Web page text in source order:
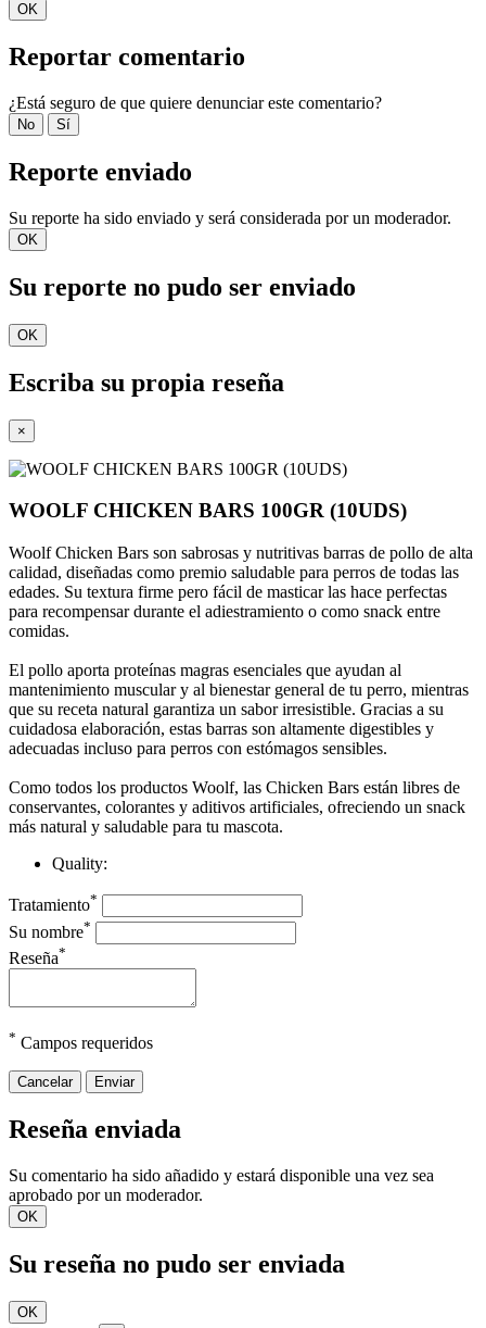
OK
Reportar comentario
¿Está seguro de que quiere denunciar este comentario?
No Sí
Reporte enviado
Su reporte ha sido enviado y será considerada por un moderador.
OK
Su reporte no pudo ser enviado
OK
Escriba su propia reseña
×
WOOLF CHICKEN BARS 100GR (10UDS)
Woolf Chicken Bars son sabrosas y nutritivas barras de pollo de alta
calidad, diseñadas como premio saludable para perros de todas las
edades. Su textura firme pero fácil de masticar las hace perfectas
para recompensar durante el adiestramiento o como snack entre
comidas.
El pollo aporta proteínas magras esenciales que ayudan al
mantenimiento muscular y al bienestar general de tu perro, mientras
que su receta natural garantiza un sabor irresistible. Gracias a su
cuidadosa elaboración, estas barras son altamente digestibles y
adecuadas incluso para perros con estómagos sensibles.
Como todos los productos Woolf, las Chicken Bars están libres de
conservantes, colorantes y aditivos artificiales, ofreciendo un snack
más natural y saludable para tu mascota.
Quality:
Tratamiento*
Su nombre*
Reseña*
* Campos requeridos
Cancelar Enviar
Reseña enviada
Su comentario ha sido añadido y estará disponible una vez sea
aprobado por un moderador.
OK
Su reseña no pudo ser enviada
OK